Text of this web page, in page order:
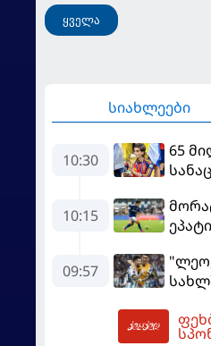
ყველა
სიახლეები
10:30
65
10:15
09:57